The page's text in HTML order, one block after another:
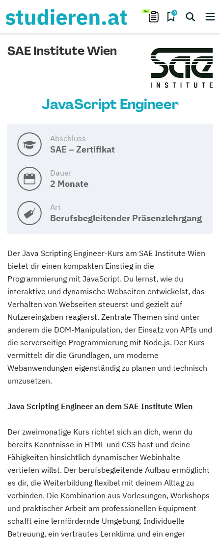
0
SAE Institute Wien
JavaScript Engineer
Abschluss
SAE – Zertifikat
Dauer
2 Monate
Art
Berufsbegleitender Präsenzlehrgang
Der Java Scripting Engineer-Kurs am SAE Institute Wien
bietet dir einen kompakten Einstieg in die
Programmierung mit JavaScript. Du lernst, wie du
interaktive und dynamische Webseiten entwickelst, das
Verhalten von Webseiten steuerst und gezielt auf
Nutzereingaben reagierst. Zentrale Themen sind unter
anderem die DOM-Manipulation, der Einsatz von APIs und
die serverseitige Programmierung mit Node.js. Der Kurs
vermittelt dir die Grundlagen, um moderne
Webanwendungen eigenständig zu planen und technisch
umzusetzen.
Java Scripting Engineer an dem SAE Institute Wien
Der zweimonatige Kurs richtet sich an dich, wenn du
bereits Kenntnisse in HTML und CSS hast und deine
Fähigkeiten hinsichtlich dynamischer Webinhalte
vertiefen willst. Der berufsbegleitende Aufbau ermöglicht
es dir, die Weiterbildung flexibel mit deinem Alltag zu
verbinden. Die Kombination aus Vorlesungen, Workshops
und praktischer Arbeit am professionellen Equipment
schafft eine lernfördernde Umgebung. Individuelle
Betreuung, ein vertrautes Lernklima und ein enger